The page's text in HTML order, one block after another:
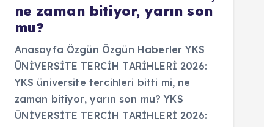
ne zaman bitiyor, yarın son
mu?
Anasayfa Özgün Özgün Haberler YKS
ÜNİVERSİTE TERCİH TARİHLERİ 2026:
YKS üniversite tercihleri bitti mi, ne
zaman bitiyor, yarın son mu? YKS
ÜNİVERSİTE TERCİH TARİHLERİ 2026: